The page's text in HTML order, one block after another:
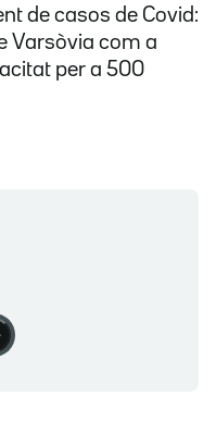
de casos de Covid:
Varsòvia com a
per a 500